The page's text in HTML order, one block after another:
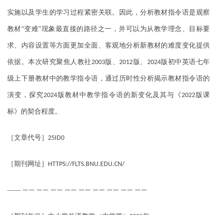
实施以及学生的学习过程紧密关联。因此，分析教材指令语是观察
教材“变难”现象最直接的路径之一，并可以为从教学理念、目标要
求、内容设置等方面更加全面、客观地分析新教材的难度变化提供
依据。本次研究聚焦人教社2003版、 2012版、 2024版初中英语七年
级上下册教材中的教学指令语，通过历时性分析揭示教材指令语的
演变，探究2024版教材中教学指令语的新变化及其与《2022版课
标》的契合程度。
［文章代号］ 25ID0
［期刊网址］ HTTPS://FLTS.BNU.EDU.CN/
—— —— —— —— —— —— —— —— —— ——